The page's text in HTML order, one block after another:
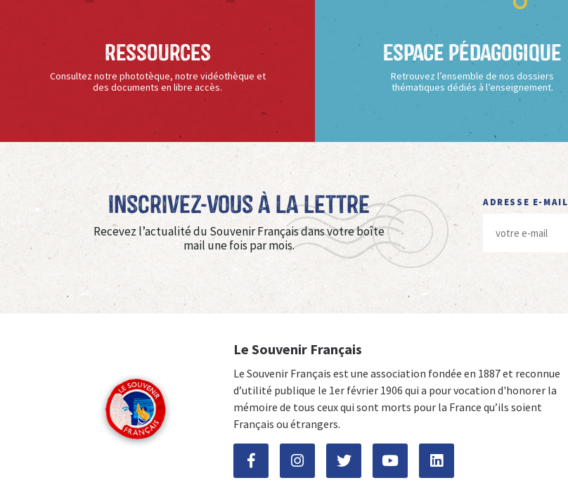
Ressources
Consultez notre phototèque, notre vidéothèque et
des documents en libre accès.
Espace Pédagogique
Retrouvez l’ensemble de nos dossiers
thématiques dédiés à l’enseignement.
Inscrivez-vous à La Lettre
Recevez l’actualité du Souvenir Français dans votre boîte
mail une fois par mois.
ADRESSE E-MAIL
Le Souvenir Français
Le Souvenir Français est une association fondée en 1887 et reconnue
d’utilité publique le 1er février 1906 qui a pour vocation d'honorer la
mémoire de tous ceux qui sont morts pour la France qu’ils soient
Français ou étrangers.